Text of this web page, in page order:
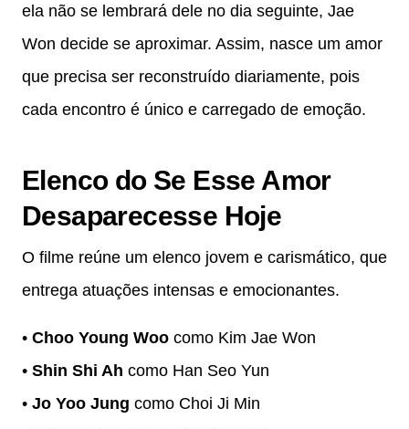
ela não se lembrará dele no dia seguinte, Jae
Won decide se aproximar. Assim, nasce um amor
que precisa ser reconstruído diariamente, pois
cada encontro é único e carregado de emoção.
Elenco do Se Esse Amor
Desaparecesse Hoje
O filme reúne um elenco jovem e carismático, que
entrega atuações intensas e emocionantes.
• Choo Young Woo como Kim Jae Won
• Shin Shi Ah como Han Seo Yun
• Jo Yoo Jung como Choi Ji Min